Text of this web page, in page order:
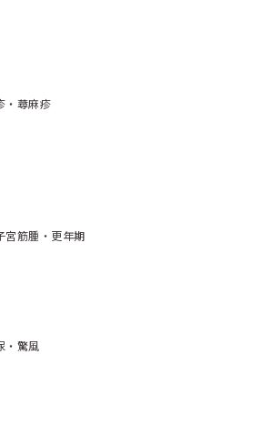
・蕁麻疹
宮筋腫・更年期
・驚風